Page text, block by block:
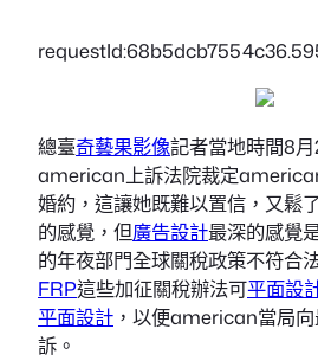
總臺奇藝果影像記者當地時間8月
american上訴法院裁定
婚約，這讓她既難以置信，又鬆
的感覺，但廣告設計最深的感覺
的年夜部門全球關稅政策不符合
FRP這些加征關稅辦法可平面設
平面設計 ，以便american當局
訴。